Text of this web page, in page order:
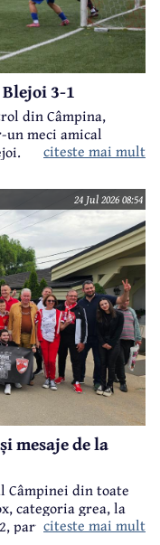
3-1
din Câmpina,
meci amical
citeste mai mult
24 Jul 2026 08:54
mesaje de la
Câmpinei din toate
categoria grea, la
participant la
citeste mai mult